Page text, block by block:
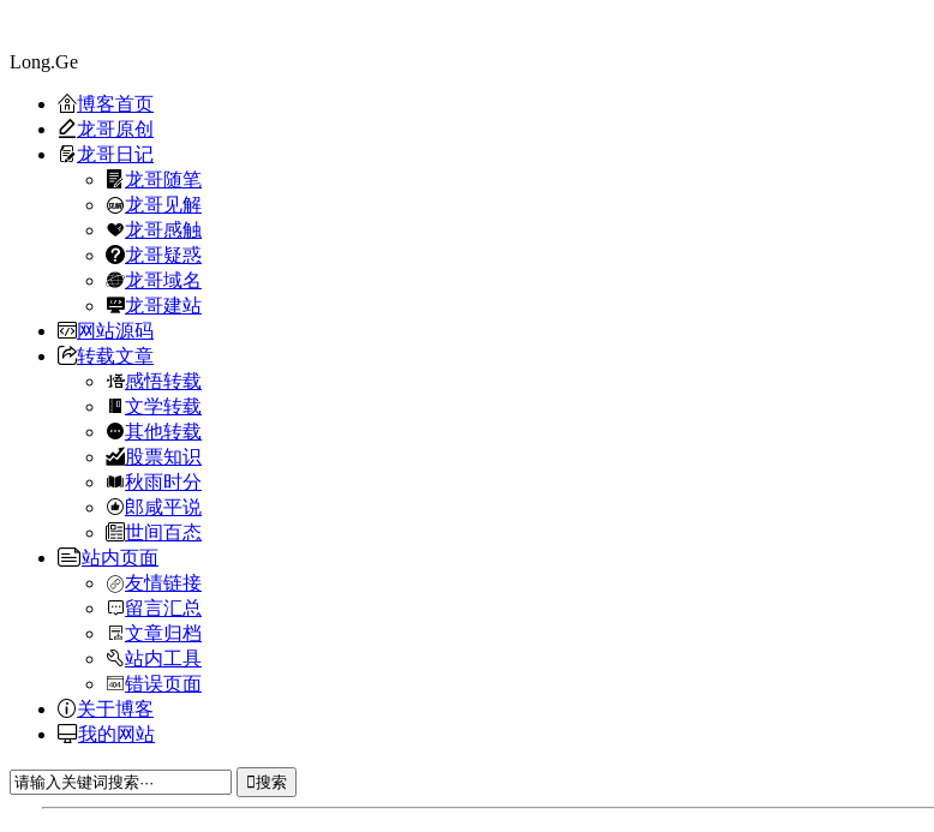
Long.Ge
博客首页
龙哥原创
龙哥日记
龙哥随笔
龙哥见解
龙哥感触
龙哥疑惑
龙哥域名
龙哥建站
网站源码
转载文章
感悟转载
文学转载
其他转载
股票知识
秋雨时分
郎咸平说
世间百态
站内页面
友情链接
留言汇总
文章归档
站内工具
错误页面
关于博客
我的网站
搜索